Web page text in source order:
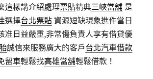
這樣講介紹處理票貼精典三峽當舖 是
選擇台北票貼 資源短缺現象進件當日
准日益嚴重,非常傷負責人享有借貸優
誠信來服務廣大的客戶台北汽車借款
留車輕鬆找高雄當舖輕鬆借款！